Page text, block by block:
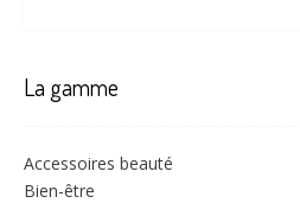
La gamme
Accessoires beauté
Bien-être